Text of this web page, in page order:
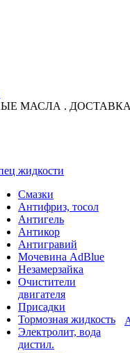
МАСЛА .
жидкости
Смазки
Антифриз, тосол
Антигель
Антикор
Антигравий
Мочевина AdBlue
Незамерзайка
Очистители
двигателя
Присадки
Тормозная жидкость
Электролит, вода
дистил.